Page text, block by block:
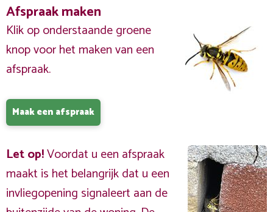
Afspraak maken
Klik op onderstaande groene
knop voor het maken van een
afspraak.
Maak een afspraak
Let op!Voordat u een afspraak
maakt is het belangrijk dat u een
invliegopening signaleert aan de